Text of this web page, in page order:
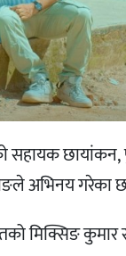
छायांकन,
अभिनय गरेका
मिक्सिङ